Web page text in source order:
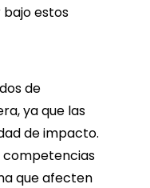
estos
de
ya que las
de impacto.
competencias
que afecten